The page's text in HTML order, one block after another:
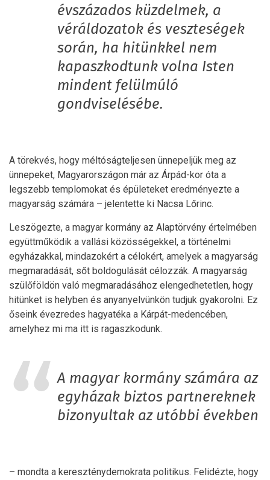
évszázados küzdelmek, a
véráldozatok és veszteségek
során, ha hitünkkel nem
kapaszkodtunk volna Isten
mindent felülmúló
gondviselésébe.
A törekvés, hogy méltóságteljesen ünnepeljük meg az
ünnepeket, Magyarországon már az Árpád-kor óta a
legszebb templomokat és épületeket eredményezte a
magyarság számára – jelentette ki Nacsa Lőrinc.
Leszögezte, a magyar kormány az Alaptörvény értelmében
együttműködik a vallási közösségekkel, a történelmi
egyházakkal, mindazokért a célokért, amelyek a magyarság
megmaradását, sőt boldogulását célozzák. A magyarság
szülőföldön való megmaradásához elengedhetetlen, hogy
hitünket is helyben és anyanyelvünkön tudjuk gyakorolni. Ez
őseink évezredes hagyatéka a Kárpát-medencében,
amelyhez mi ma itt is ragaszkodunk.
A magyar kormány számára az
egyházak biztos partnereknek
bizonyultak az utóbbi években
– mondta a kereszténydemokrata politikus. Felidézte, hogy